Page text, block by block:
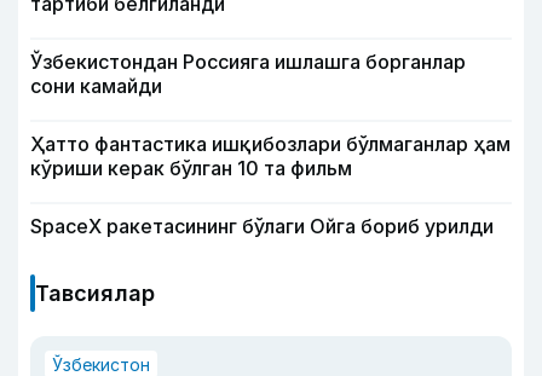
Ўзбекистондан Россияга ишлашга борганлар
сони камайди
Ҳатто фантастика ишқибозлари бўлмаганлар ҳам
кўриши керак бўлган 10 та фильм
SpaceX ракетасининг бўлаги Ойга бориб урилди
Тавсиялар
Ўзбекистон